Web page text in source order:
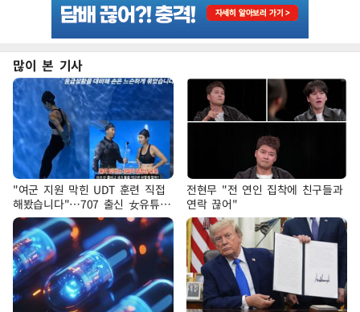
많이 본 기사
"여군 지원 막힌 UDT 훈련 직접
해봤습니다"…707 출신 女유튜버
'완벽 소화'
전현무 "전 연인 집착에 친구들과
연락 끊어"